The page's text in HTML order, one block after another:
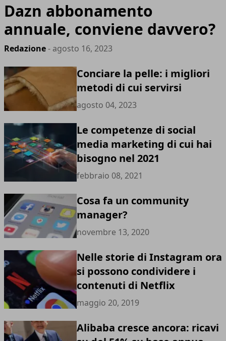
Dazn abbonamento
annuale, conviene davvero?
Redazione- agosto 16, 2023
Conciare la pelle: i migliori
metodi di cui servirsi
agosto 04, 2023
Le competenze di social
media marketing di cui hai
bisogno nel 2021
febbraio 08, 2021
Cosa fa un community
manager?
novembre 13, 2020
Nelle storie di Instagram ora
si possono condividere i
contenuti di Netflix
maggio 20, 2019
Alibaba cresce ancora: ricavi